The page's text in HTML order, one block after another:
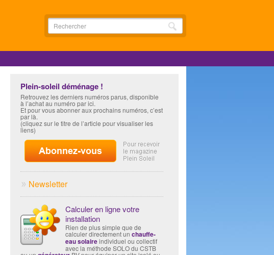
Plein-soleil déménage !
Retrouvez les derniers numéros parus, disponible
à l’achat au numéro par ici.
Et pour vous abonner aux prochains numéros, c’est
par là.
(cliquez sur le titre de l’article pour visualiser les
liens)
Newsletter
Calculer en ligne votre
installation
Rien de plus simple que de
calculer directement un chauffe-
eau solaireindividuel ou collectif
avec la méthode SOLO du CSTB